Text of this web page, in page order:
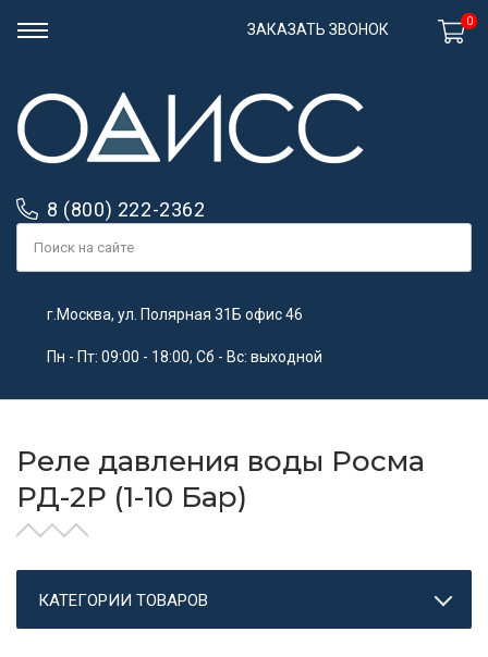
8 (800) 222-2362
г.Москва, ул. Полярная 31Б офис 46
Пн - Пт: 09:00 - 18:00, Сб - Вс: выходной
ЗАКАЗАТЬ ЗВОНОК 0
Реле давления воды Росма
РД-2Р (1-10 Бар)
КАТЕГОРИИ ТОВАРОВ